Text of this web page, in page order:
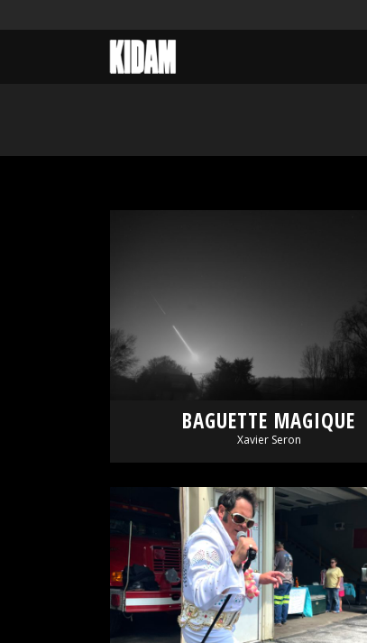
BAGUETTE MAGIQUE
Xavier Seron